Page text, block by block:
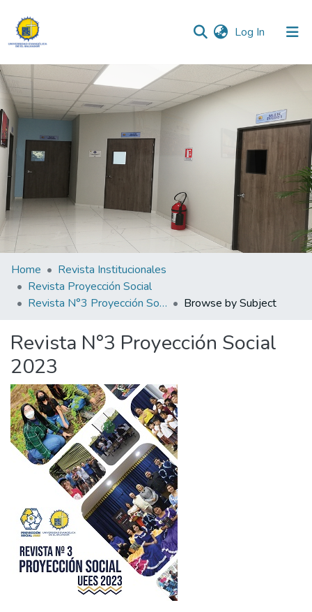
Log In (current)
Communities & Collections
All of DSpace
Home
Revista Institucionales
Revista Proyección Social
Revista N°3 Proyección Social 2023
Browse by Subject
Revista N°3 Proyección Social
2023